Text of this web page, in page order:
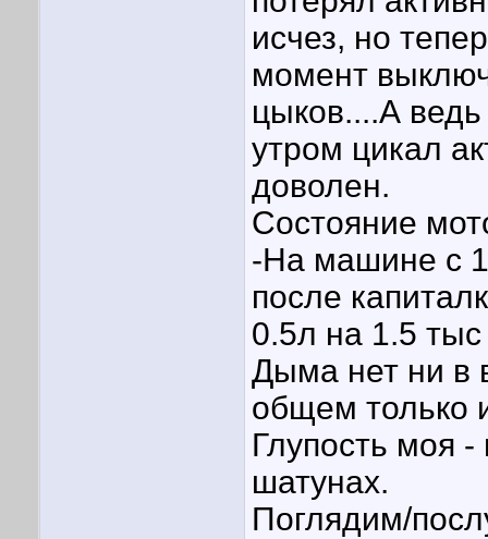
исчез, но
момент
цыков....А ведь
утром цикал
доволен.
Состояние
-На машине с
после
0.5л на 1.5
Дыма нет ни в
общем только
Глупость моя -
шатунах.
Поглядим/